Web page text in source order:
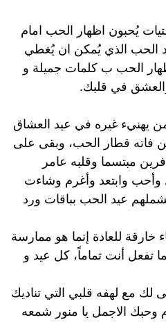
يُحبون اظهار الحب امام
الحب الذي يُمكن ان يُغطي
الحب ب كلمات جميلة و
في قلبك.
يهنيء غيره في عيد العشاق
فاته قطار الحب، وبقى على
مبتسما وقلبه عامر
وابتعد وأغرم وشاءت
عيد الحب بباقات ورد
خارقة للعادة إنما هو ممارسة
كما تفعل أنت تماماً، كل عيد و
مع لهفه قلبي التي تناديك
وحبك الاجمل يا منور شمعه